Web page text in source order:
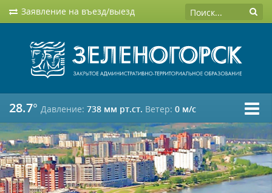
Заявление на въезд/выезд
28.7° Давление: 738 мм рт.ст. Ветер: 0 м/c